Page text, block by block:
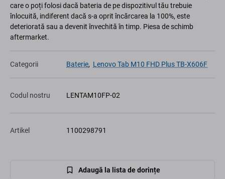
care o poți folosi dacă bateria de pe dispozitivul tău trebuie
înlocuită, indiferent dacă s-a oprit încărcarea la 100%, este
deteriorată sau a devenit învechită în timp. Piesa de schimb
aftermarket.
Categorii Baterie, Lenovo Tab M10 FHD Plus TB-X606F
Codul nostru LENTAM10FP-02
Artikel 1100298791
Adaugă la lista de dorințe